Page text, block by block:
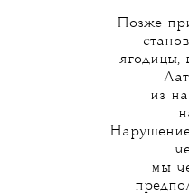
Позже
ягодицы,
из
мы